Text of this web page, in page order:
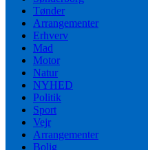
Tønder
Arrangementer
Erhverv
Mad
Motor
Natur
NYHED
Politik
Sport
Vejr
Arrangementer
Bolig